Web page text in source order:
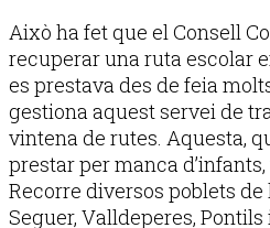
Això ha fet que el Consell
recuperar una ruta escolar
es prestava des de feia
gestiona aquest servei de
vintena de rutes. Aquesta,
prestar per manca
Recorre diversos poblets de
Seguer, Valldeperes, Pontils